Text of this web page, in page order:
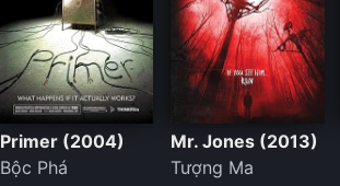
Primer (2004)
Bộc Phá
Mr. Jones (2013)
Tượng Ma